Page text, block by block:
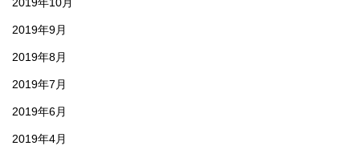
2019年10月
2019年9月
2019年8月
2019年7月
2019年6月
2019年4月